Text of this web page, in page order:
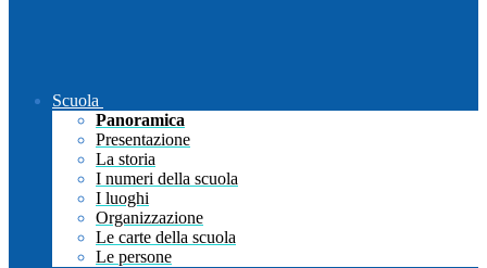
Scuola
Panoramica
Presentazione
La storia
I numeri della scuola
I luoghi
Organizzazione
Le carte della scuola
Le persone